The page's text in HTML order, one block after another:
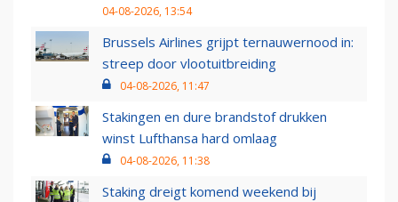
04-08-2026, 13:54
Brussels Airlines grijpt ternauwernood in:
streep door vlootuitbreiding
04-08-2026, 11:47
Stakingen en dure brandstof drukken
winst Lufthansa hard omlaag
04-08-2026, 11:38
Staking dreigt komend weekend bij